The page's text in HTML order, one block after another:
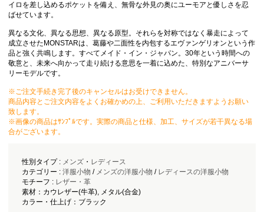
イロを差し込めるポケットを備え、無骨な外見の奥にユーモアと優しさを忍
ばせています。
異なる文化、異なる思想、異なる原型。それらを対称ではなく暴走によって
成立させたMONSTARは、葛藤や二面性を内包するエヴァンゲリオンという作
品と強く共鳴します。すべてメイド・イン・ジャパン。30年という時間への
敬意と、未来へ向かって走り続ける意思を一着に込めた、特別なアニバーサ
リーモデルです。
※ご注文手続き完了後のキャンセルはお受けできません。
商品内容とご注文内容をよくお確かめの上、ご利用いただきますようお願い
致します。
※画像の商品はｻﾝﾌﾟﾙです。実際の商品と仕様、加工、サイズが若干異なる場
合がございます。
性別タイプ : メンズ・ レディース
カテゴリー : 洋服小物 / メンズの洋服小物 / レディースの洋服小物
モチーフ : レザー・革
素材：カウレザー(牛革), メタル(合金)
カラー・仕上げ：ブラック